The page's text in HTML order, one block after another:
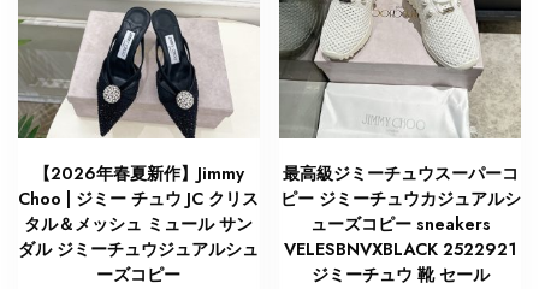
【2026年春夏新作】Jimmy
Choo | ジミー チュウ JC クリス
タル＆メッシュ ミュール サン
ダル ジミーチュウジュアルシュ
ーズコピー
最高級ジミーチュウスーパーコ
ピー ジミーチュウカジュアルシ
ューズコピー sneakers
VELESBNVXBLACK 2522921
ジミーチュウ 靴 セール